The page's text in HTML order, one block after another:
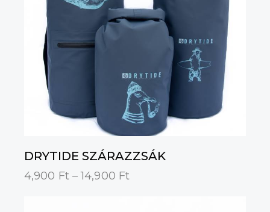
DRYTIDE SZÁRAZZSÁK
4,900 Ft – 14,900 Ft